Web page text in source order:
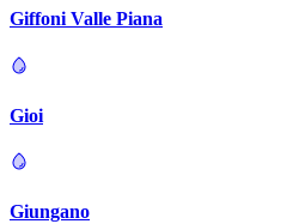
Giffoni Valle Piana
Gioi
Giungano